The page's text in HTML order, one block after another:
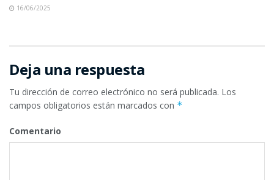
16/06/2025
Deja una respuesta
Tu dirección de correo electrónico no será publicada. Los
campos obligatorios están marcados con *
Comentario